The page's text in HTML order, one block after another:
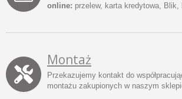
online: przelew, karta kredytowa, Blik,
Montaż
Przekazujemy kontakt do
montażu zakupionych w naszym